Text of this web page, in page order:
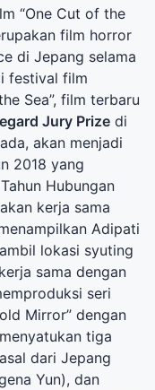
“One Cut of the
film horror
di Jepang selama
festival film
Sea”, film terbaru
Jury Prize di
akan menjadi
2018 yang
Hubungan
kerja sama
Adipati
lokasi syuting
sama dengan
seri
Mirror” dengan
tiga
dari Jepang
Yun), dan